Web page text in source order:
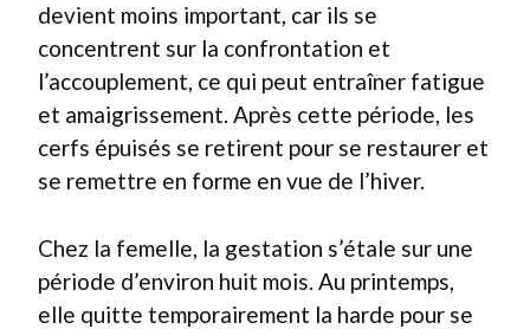
devient moins important, car ils se
concentrent sur la confrontation et
l’accouplement, ce qui peut entraîner fatigue
et amaigrissement. Après cette période, les
cerfs épuisés se retirent pour se restaurer et
se remettre en forme en vue de l’hiver.
Chez la femelle, la gestation s’étale sur une
période d’environ huit mois. Au printemps,
elle quitte temporairement la harde pour se